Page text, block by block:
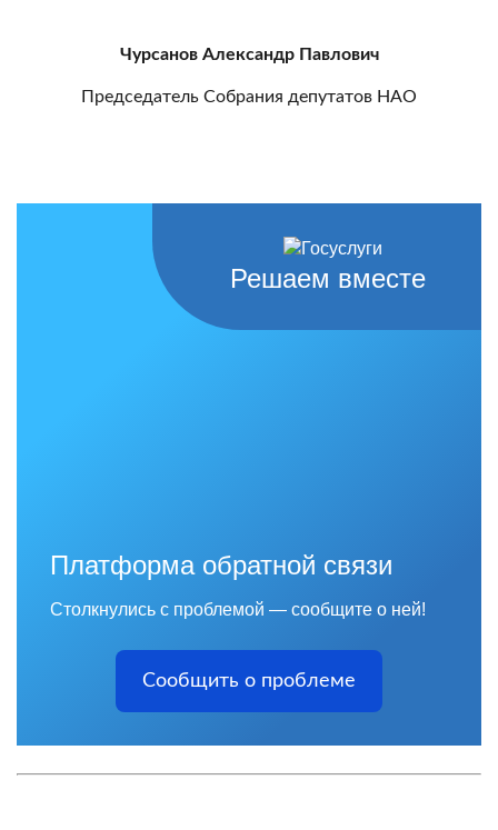
Чурсанов Александр Павлович
Председатель Собрания депутатов НАО
Решаем вместе
Платформа обратной связи
Столкнулись с проблемой — сообщите о ней!
Сообщить о проблеме